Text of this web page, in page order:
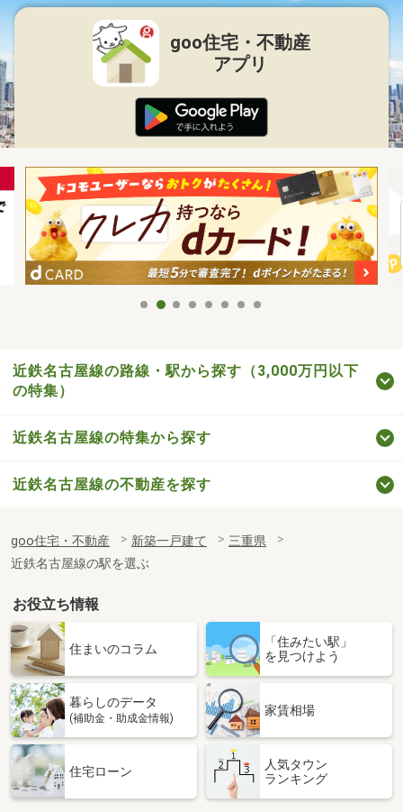
goo住宅・不動産
アプリ
近鉄名古屋線の路線・駅から探す（3,000万円以下
の特集）
近鉄名古屋線の特集から探す
近鉄名古屋線の不動産を探す
goo住宅・不動産 新築一戸建て
三重県
近鉄名古屋線の駅を選ぶ
お役立ち情報
住まいのコラム
「住みたい駅」
を見つけよう
暮らしのデータ
(補助金・助成金情報)
家賃相場
住宅ローン
人気タウン
ランキング